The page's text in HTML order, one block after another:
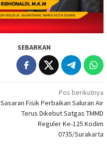
SEBARKAN
Pos berikutnya
Sasaran Fisik Perbaikan Saluran Air
Terus Dikebut Satgas TMMD
Reguler Ke-125 Kodim
0735/Surakarta